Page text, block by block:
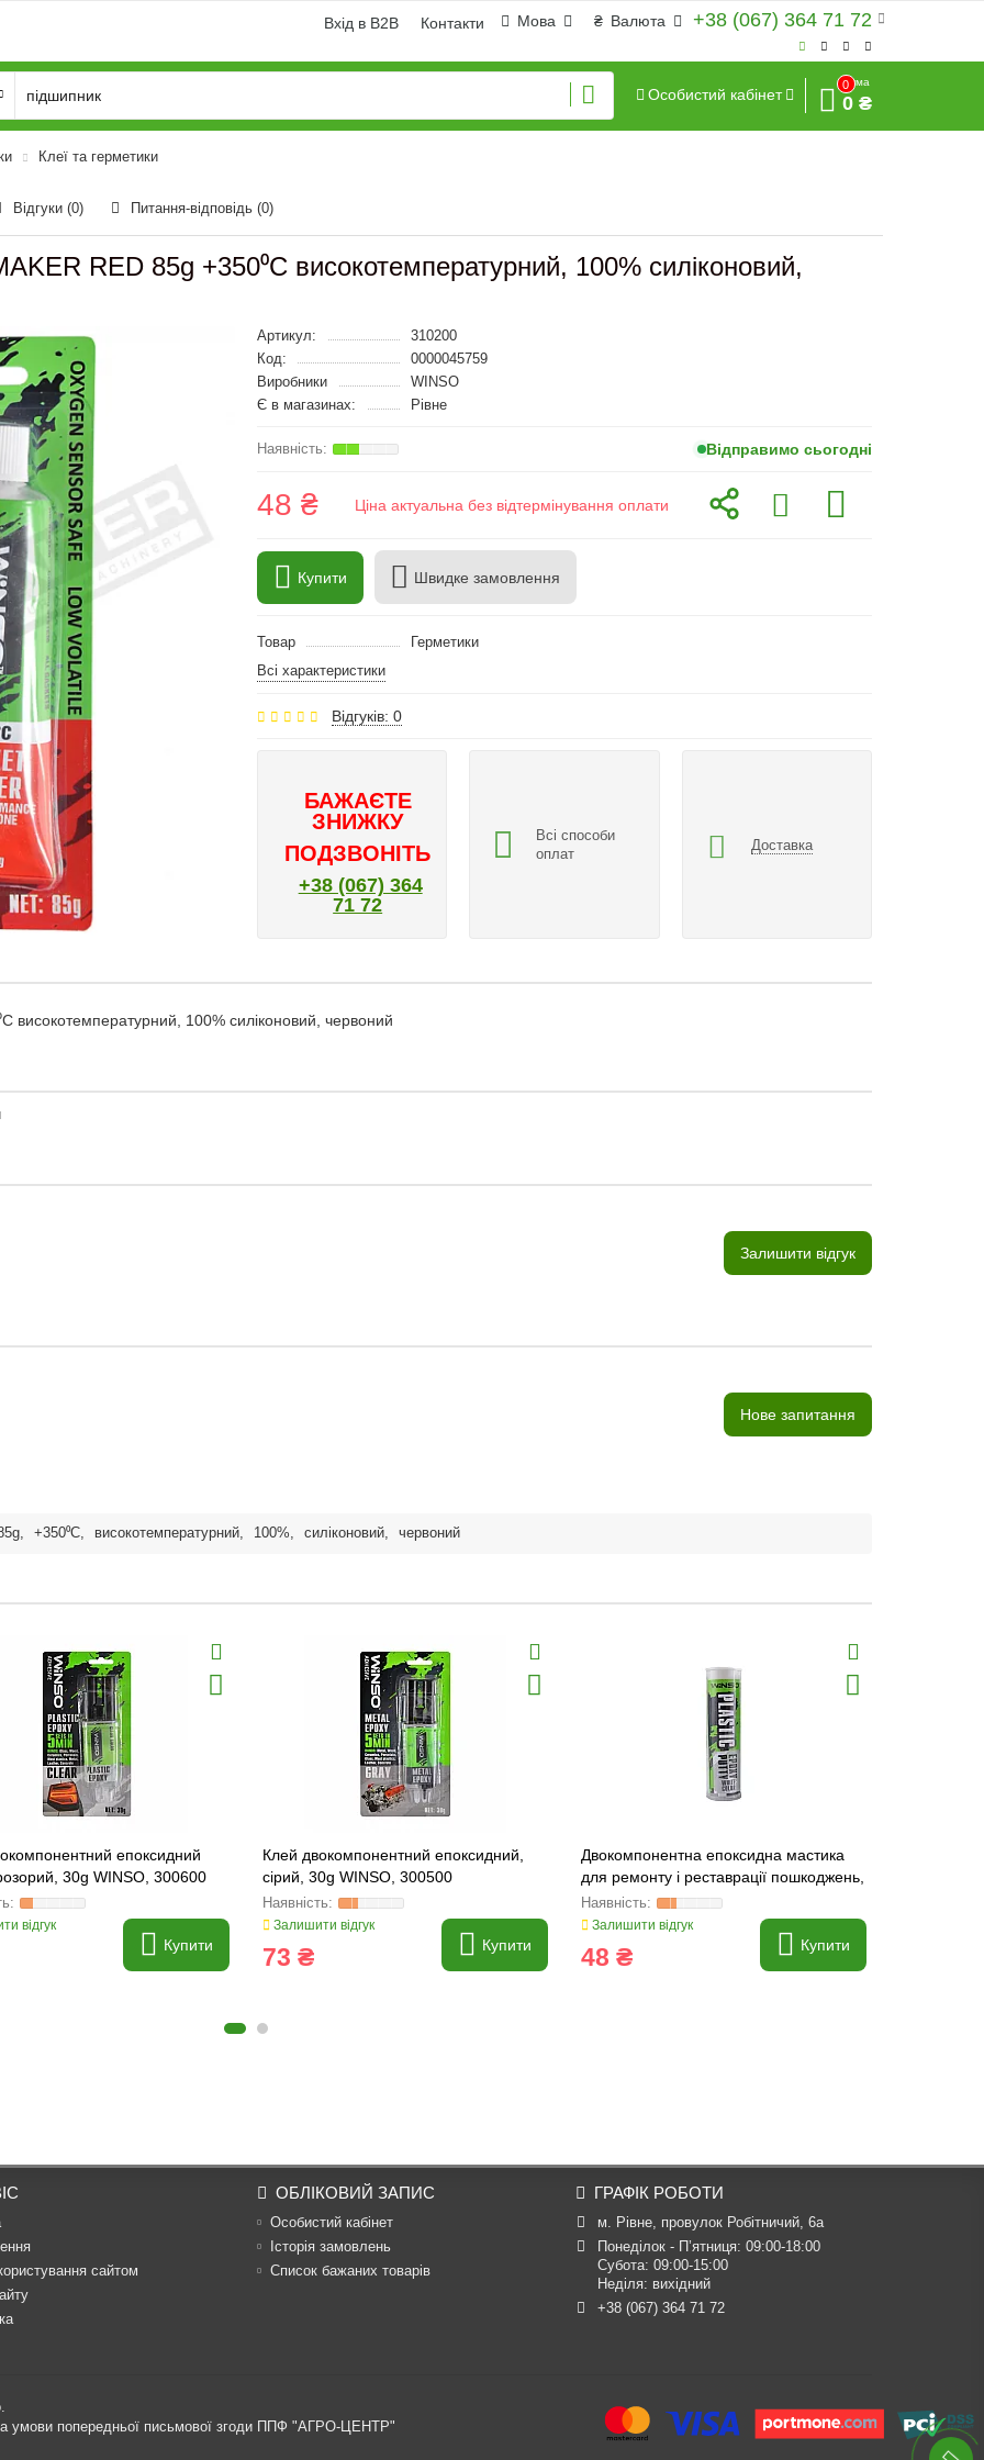
+38 (067) 364 71 72
₴ Валюта
Мова
Вхід в B2B Контакти
Особистий кабінет
0
Сума
0 ₴
Клеї та герметики
Відгуки (0) Питання-відповідь (0)
RED 85g +350⁰С високотемпературний, 100% силіконовий,
Артикул:
310200
Код:
0000045759
Виробники
WINSO
Є в магазинах:
Рівне
Відправимо сьогодні
48 ₴ Ціна актуальна без відтермінування оплати
Купити Швидке замовлення
Товар
Герметики
Всі характеристики
Відгуків: 0
БАЖАЄТЕ
ЗНИЖКУ
ПОДЗВОНІТЬ
+38 (067) 364
71 72
Всі способи
оплат
Доставка
високотемпературний, 100% силіконовий, червоний
Залишити відгук
Нове запитання
, +350⁰С, високотемпературний, 100%, силіконовий, червоний
епоксидний
30g WINSO, 300600
відгук
Купити
Клей двокомпонентний епоксидний,
сірий, 30g WINSO, 300500
Залишити відгук
73 ₴ Купити
Двокомпонентна епоксидна мастика
для ремонту і реставрації пошкоджень,
біла, 57g (60/288) WINSO
Залишити відгук
48 ₴ Купити
сайтом
ОБЛІКОВИЙ ЗАПИС
Особистий кабінет
Історія замовлень
Список бажаних товарів
ГРАФІК РОБОТИ
м. Рівне, провулок Робітничий, 6а
Понеділок - П’ятниця: 09:00-18:00
Субота: 09:00-15:00
Неділя: вихідний
+38 (067) 364 71 72
умови попередньої письмової згоди ППФ "АГРО-ЦЕНТР"